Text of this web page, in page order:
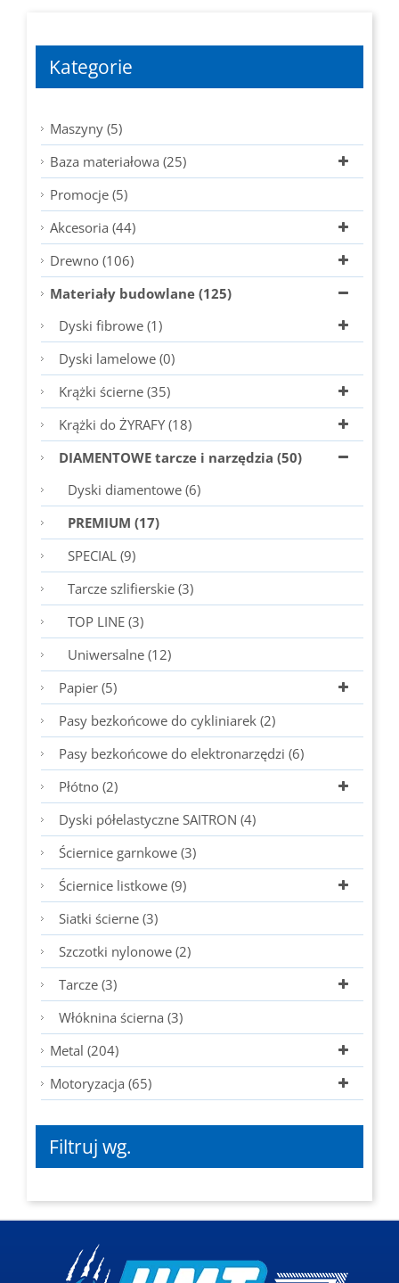
Kategorie
Maszyny (5)
Baza materiałowa (25)
Promocje (5)
Akcesoria (44)
Drewno (106)
Materiały budowlane (125)
Dyski fibrowe (1)
Dyski lamelowe (0)
Krążki ścierne (35)
Krążki do ŻYRAFY (18)
DIAMENTOWE tarcze i narzędzia (50)
Dyski diamentowe (6)
PREMIUM (17)
SPECIAL (9)
Tarcze szlifierskie (3)
TOP LINE (3)
Uniwersalne (12)
Papier (5)
Pasy bezkońcowe do cykliniarek (2)
Pasy bezkońcowe do elektronarzędzi (6)
Płótno (2)
Dyski półelastyczne SAITRON (4)
Ściernice garnkowe (3)
Ściernice listkowe (9)
Siatki ścierne (3)
Szczotki nylonowe (2)
Tarcze (3)
Włóknina ścierna (3)
Metal (204)
Motoryzacja (65)
Filtruj wg.